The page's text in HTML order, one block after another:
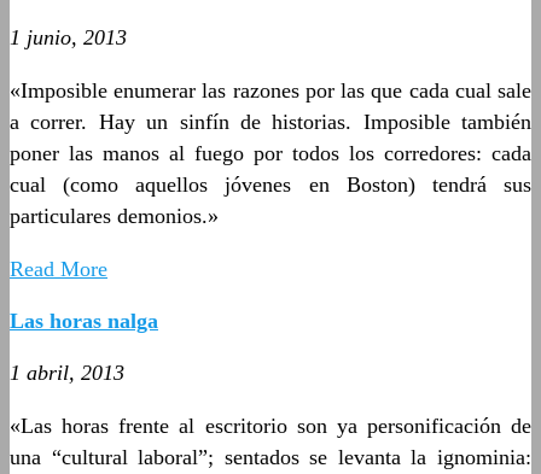
1 junio, 2013
«Imposible enumerar las razones por las que cada cual sale
a correr. Hay un sinfín de historias. Imposible también
poner las manos al fuego por todos los corredores: cada
cual (como aquellos jóvenes en Boston) tendrá sus
particulares demonios.»
Read More
Las horas nalga
1 abril, 2013
«Las horas frente al escritorio son ya personificación de
una “cultural laboral”; sentados se levanta la ignominia: